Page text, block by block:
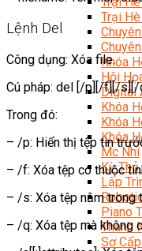
Trại
Khóa
Hội
Digital
Khóa
Khóa
Khóa
Mc Nhí
Kỳ Thủ
Lập
Piano
Thanh
Sơ
Lệnh Del
Công dụng: Xóa file.
Cú pháp: del [/p][/f][/s][/
Trong đó:
– /p: Hiển thị tệp tin
– /f: Xóa tệp có thuộc
– /s: Xóa tệp nằm trong
– /q: Xóa tệp mà không